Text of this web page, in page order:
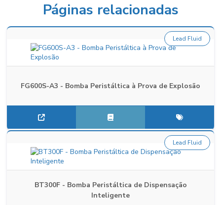
Páginas relacionadas
FG600S-A3 - Bomba Peristáltica à Prova de Explosão
Lead Fluid
BT300F - Bomba Peristáltica de Dispensação
Inteligente
Lead Fluid